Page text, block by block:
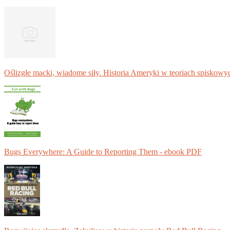
Oślizgłe macki, wiadome siły. Historia Ameryki w teoriach
Bugs Everywhere: A Guide to Reporting Them - ebook PDF